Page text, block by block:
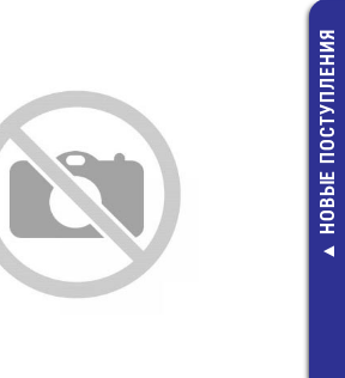
CR-06JL7---
1206-10 КОМ-
резистор
НОВЫЕ ПОСТУПЛЕНИЯ